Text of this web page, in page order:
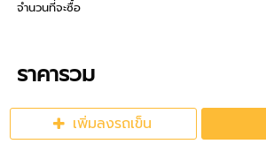
จำนวนที่จะซื้อ
ราคารวม
เพิ่มลงรถเข็น